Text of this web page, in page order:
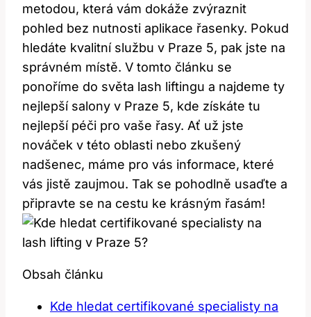
metodou,‌ která vám dokáže zvýraznit
pohled bez⁣ nutnosti aplikace řasenky. Pokud
hledáte kvalitní službu ⁤v Praze 5, pak jste na
správném místě. V tomto článku se
ponoříme do světa lash liftingu ⁢a najdeme ty
nejlepší ⁤salony v Praze 5, kde⁢ získáte tu
nejlepší ⁤péči pro vaše řasy. Ať už jste
nováček v této oblasti nebo zkušený
nadšenec, máme pro vás ‍informace, které
vás jistě zaujmou.‌ Tak se pohodlně usaďte a
připravte se na cestu ke krásným řasám!
Obsah článku
Kde hledat certifikované⁣ specialisty na